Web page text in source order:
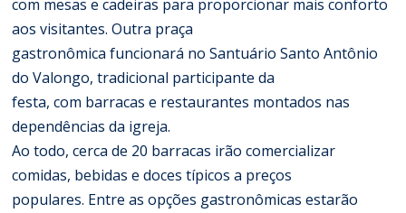
com mesas e cadeiras para proporcionar mais conforto
aos visitantes. Outra praça
gastronômica funcionará no Santuário Santo Antônio
do Valongo, tradicional participante da
festa, com barracas e restaurantes montados nas
dependências da igreja.
Ao todo, cerca de 20 barracas irão comercializar
comidas, bebidas e doces típicos a preços
populares. Entre as opções gastronômicas estarão